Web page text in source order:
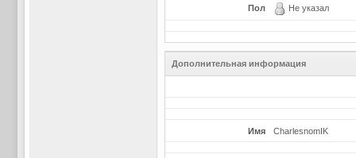
Пол Не указал
Дополнительная информация
Имя CharlesnomIK